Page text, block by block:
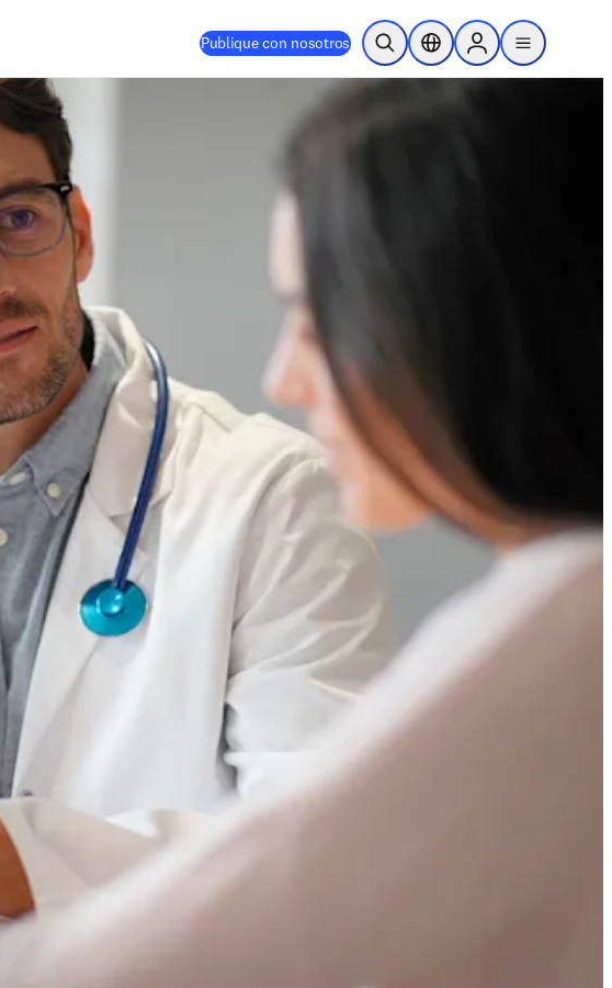
Publique con nosotros Abrir búsquedaSelector de ubicación
Sign in to products
menu